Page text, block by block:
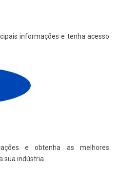
informações e tenha acesso
e obtenha as melhores
sua indústria.